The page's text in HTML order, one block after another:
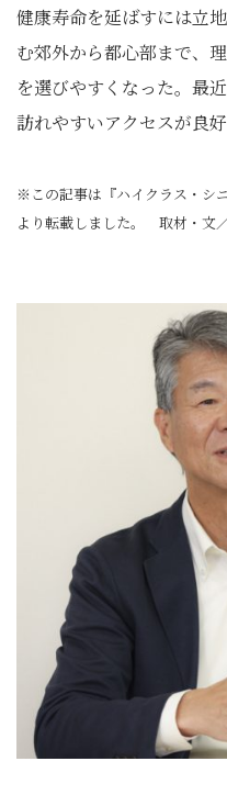
健康寿命を延ばすには立
む郊外から都心部まで、
を選びやすくなった。最
訪れやすいアクセスが良
※この記事は『ハイクラス・シ
より転載しました。 取材・文